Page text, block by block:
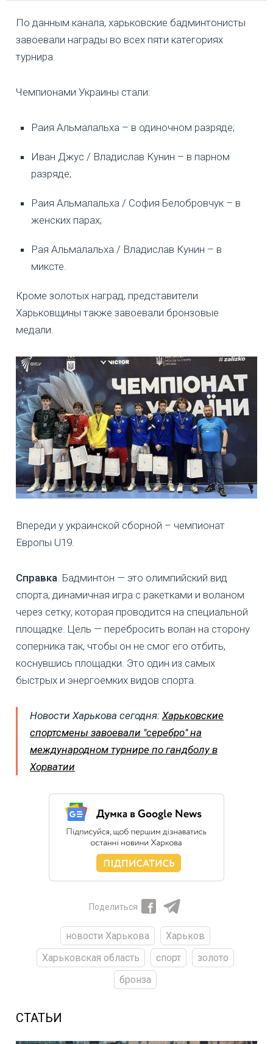
По данным канала, харьковские бадминтонисты
завоевали награды во всех пяти категориях
турнира.
Чемпионами Украины стали:
Раия Альмалальха – в одиночном разряде;
Иван Джус / Владислав Кунин – в парном
разряде;
Раия Альмалальха / София Белобровчук – в
женских парах;
Рая Альмалальха / Владислав Кунин – в
миксте.
Кроме золотых наград, представители
Харьковщины также завоевали бронзовые
медали.
Впереди у украинской сборной – чемпионат
Европы U19.
Справка. Бадминтон — это олимпийский вид
спорта, динамичная игра с ракетками и воланом
через сетку, которая проводится на специальной
площадке. Цель — перебросить волан на сторону
соперника так, чтобы он не смог его отбить,
коснувшись площадки. Это один из самых
быстрых и энергоемких видов спорта.
Новости Харькова сегодня: Харьковские
спортсмены завоевали "серебро" на
международном турнире по гандболу в
Хорватии
Поделиться
новости Харькова
Харьков
Харьковская область
спорт
золото
бронза
СТАТЬИ